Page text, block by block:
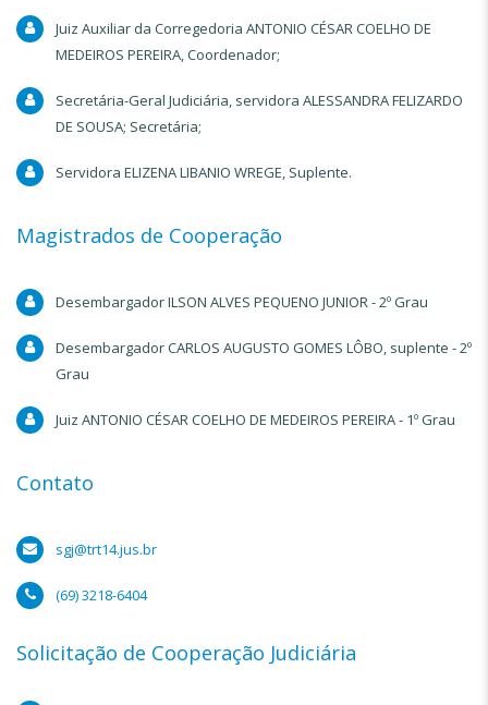
Juiz Auxiliar da Corregedoria ANTONIO CÉSAR COELHO DE
MEDEIROS PEREIRA, Coordenador;
Secretária-Geral Judiciária, servidora ALESSANDRA FELIZARDO
DE SOUSA; Secretária;
Servidora ELIZENA LIBANIO WREGE, Suplente.
Magistrados de Cooperação
Desembargador ILSON ALVES PEQUENO JUNIOR - 2º Grau
Desembargador CARLOS AUGUSTO GOMES LÔBO, suplente - 2º
Grau
Juiz ANTONIO CÉSAR COELHO DE MEDEIROS PEREIRA - 1º Grau
Contato
sgj@trt14.jus.br
(69) 3218-6404
Solicitação de Cooperação Judiciária